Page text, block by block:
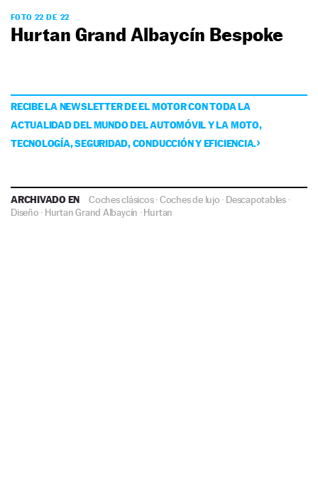
FOTO 22 DE 22
Hurtan Grand Albaycín Bespoke
RECIBE LA NEWSLETTER DE EL MOTOR CON TODA LA
ACTUALIDAD DEL MUNDO DEL AUTOMÓVIL Y LA MOTO,
TECNOLOGÍA, SEGURIDAD, CONDUCCIÓN Y EFICIENCIA.
ARCHIVADO EN Coches clásicos·Coches de lujo · Descapotables ·
Diseño · Hurtan Grand Albaycín ·Hurtan